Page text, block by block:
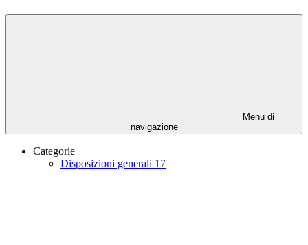
Menu di
navigazione
Categorie
Disposizioni generali 17